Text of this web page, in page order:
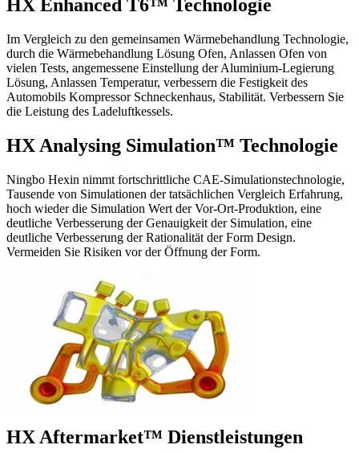
HX Enhanced T6™ Technologie
Im Vergleich zu den gemeinsamen Wärmebehandlung Technologie,
durch die Wärmebehandlung Lösung Ofen, Anlassen Ofen von
vielen Tests, angemessene Einstellung der Aluminium-Legierung
Lösung, Anlassen Temperatur, verbessern die Festigkeit des
Automobils Kompressor Schneckenhaus, Stabilität. Verbessern Sie
die Leistung des Ladeluftkessels.
HX Analysing Simulation™ Technologie
Ningbo Hexin nimmt fortschrittliche CAE-Simulationstechnologie,
Tausende von Simulationen der tatsächlichen Vergleich Erfahrung,
hoch wieder die Simulation Wert der Vor-Ort-Produktion, eine
deutliche Verbesserung der Genauigkeit der Simulation, eine
deutliche Verbesserung der Rationalität der Form Design.
Vermeiden Sie Risiken vor der Öffnung der Form.
HX Aftermarket™ Dienstleistungen